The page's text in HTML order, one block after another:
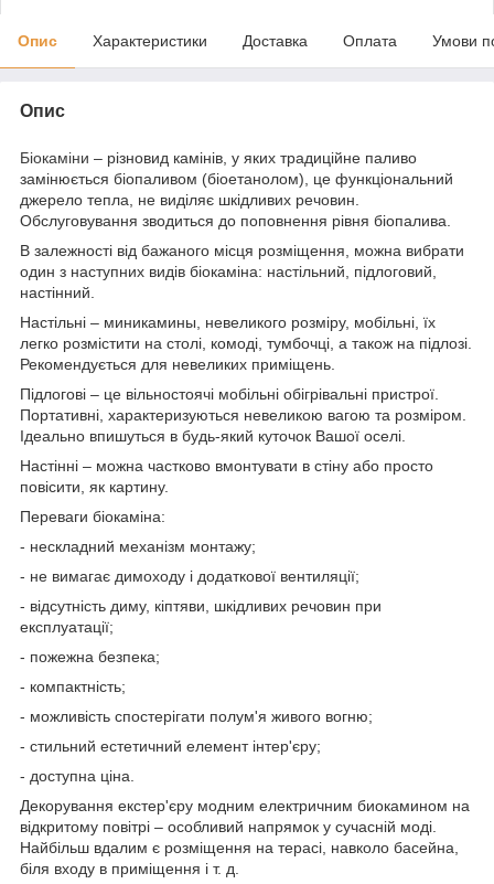
Опис Характеристики Доставка Оплата Умови
Опис
Біокаміни – різновид камінів, у яких традиційне паливо
замінюється біопаливом (біоетанолом), це функціональний
джерело тепла, не виділяє шкідливих речовин.
Обслуговування зводиться до поповнення рівня біопалива.
В залежності від бажаного місця розміщення, можна вибрати
один з наступних видів біокаміна: настільний, підлоговий,
настінний.
Настільні – миникамины, невеликого розміру, мобільні, їх
легко розмістити на столі, комоді, тумбочці, а також на підлозі.
Рекомендується для невеликих приміщень.
Підлогові – це вільностоячі мобільні обігрівальні пристрої.
Портативні, характеризуються невеликою вагою та розміром.
Ідеально впишуться в будь-який куточок Вашої оселі.
Настінні – можна частково вмонтувати в стіну або просто
повісити, як картину.
Переваги біокаміна:
- нескладний механізм монтажу;
- не вимагає димоходу і додаткової вентиляції;
- відсутність диму, кіптяви, шкідливих речовин при
експлуатації;
- пожежна безпека;
- компактність;
- можливість спостерігати полум'я живого вогню;
- стильний естетичний елемент інтер'єру;
- доступна ціна.
Декорування екстер'єру модним електричним биокамином на
відкритому повітрі – особливий напрямок у сучасній моді.
Найбільш вдалим є розміщення на терасі, навколо басейна,
біля входу в приміщення і т. д.